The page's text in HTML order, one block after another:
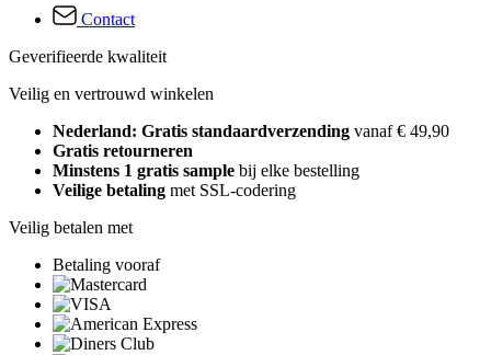
Contact
Geverifieerde kwaliteit
Veilig en vertrouwd winkelen
Nederland: Gratis standaardverzending vanaf € 49,90
Gratis retourneren
Minstens 1 gratis sample bij elke bestelling
Veilige betaling met SSL-codering
Veilig betalen met
Betaling vooraf